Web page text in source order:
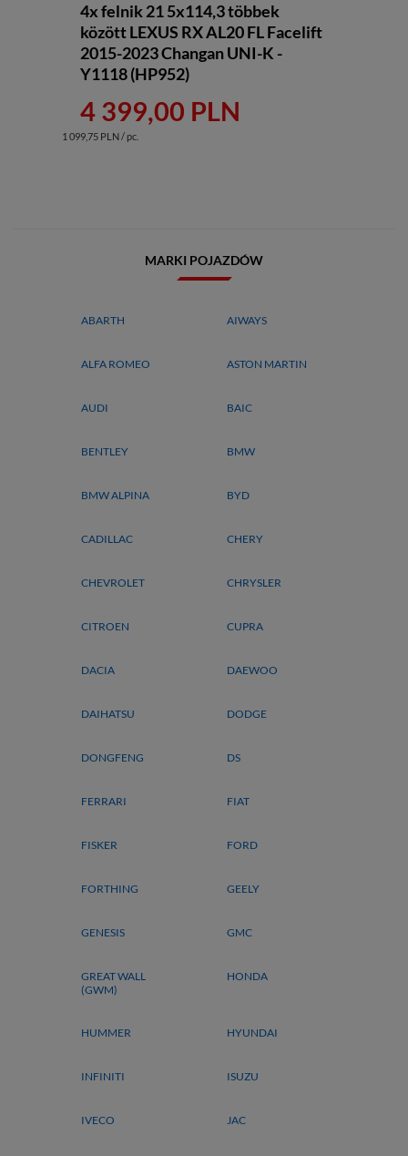
4x felnik 21 5x114,3 többek
között LEXUS RX AL20 FL Facelift
2015-2023 Changan UNI-K -
Y1118 (HP952)
4 399,00 PLN
1 099,75 PLN / pc.
MARKI POJAZDÓW
ABARTH AIWAYS
ALFA ROMEO ASTON MARTIN
AUDI BAIC
BENTLEY BMW
BMW ALPINA BYD
CADILLAC CHERY
CHEVROLET CHRYSLER
CITROEN CUPRA
DACIA DAEWOO
DAIHATSU DODGE
DONGFENG DS
FERRARI FIAT
FISKER FORD
FORTHING GEELY
GENESIS GMC
GREAT WALL
(GWM)
HONDA
HUMMER HYUNDAI
INFINITI ISUZU
IVECO JAC